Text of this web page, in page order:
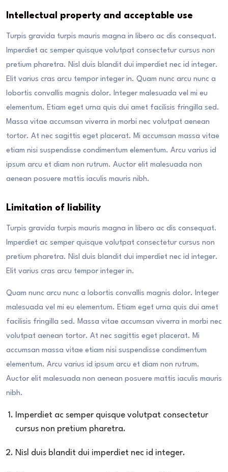
Intellectual property and acceptable use
Turpis gravida turpis mauris magna in libero ac dis consequat.
Imperdiet ac semper quisque volutpat consectetur cursus non
pretium pharetra. Nisl duis blandit dui imperdiet nec id integer.
Elit varius cras arcu tempor integer in. Quam nunc arcu nunc a
lobortis convallis magnis dolor. Integer malesuada vel mi eu
elementum. Etiam eget urna quis dui amet facilisis fringilla sed.
Massa vitae accumsan viverra in morbi nec volutpat aenean
tortor. At nec sagittis eget placerat. Mi accumsan massa vitae
etiam nisi suspendisse condimentum elementum. Arcu varius id
ipsum arcu et diam non rutrum. Auctor elit malesuada non
aenean posuere mattis iaculis mauris nibh.
Limitation of liability
Turpis gravida turpis mauris magna in libero ac dis consequat.
Imperdiet ac semper quisque volutpat consectetur cursus non
pretium pharetra. Nisl duis blandit dui imperdiet nec id integer.
Elit varius cras arcu tempor integer in.
Quam nunc arcu nunc a lobortis convallis magnis dolor. Integer
malesuada vel mi eu elementum. Etiam eget urna quis dui amet
facilisis fringilla sed. Massa vitae accumsan viverra in morbi nec
volutpat aenean tortor. At nec sagittis eget placerat. Mi
accumsan massa vitae etiam nisi suspendisse condimentum
elementum. Arcu varius id ipsum arcu et diam non rutrum.
Auctor elit malesuada non aenean posuere mattis iaculis mauris
nibh.
Imperdiet ac semper quisque volutpat consectetur
cursus non pretium pharetra.
Nisl duis blandit dui imperdiet nec id integer.